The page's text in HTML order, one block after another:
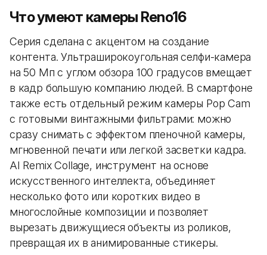
Что умеют камеры Reno16
Серия сделана с акцентом на создание
контента. Ультраширокоугольная селфи-камера
на 50 Мп с углом обзора 100 градусов вмещает
в кадр большую компанию людей. В смартфоне
также есть отдельный режим камеры Pop Cam
с готовыми винтажными фильтрами: можно
сразу снимать с эффектом пленочной камеры,
мгновенной печати или легкой засветки кадра.
AI Remix Collage, инструмент на основе
искусственного интеллекта, объединяет
несколько фото или коротких видео в
многослойные композиции и позволяет
вырезать движущиеся объекты из роликов,
превращая их в анимированные стикеры.